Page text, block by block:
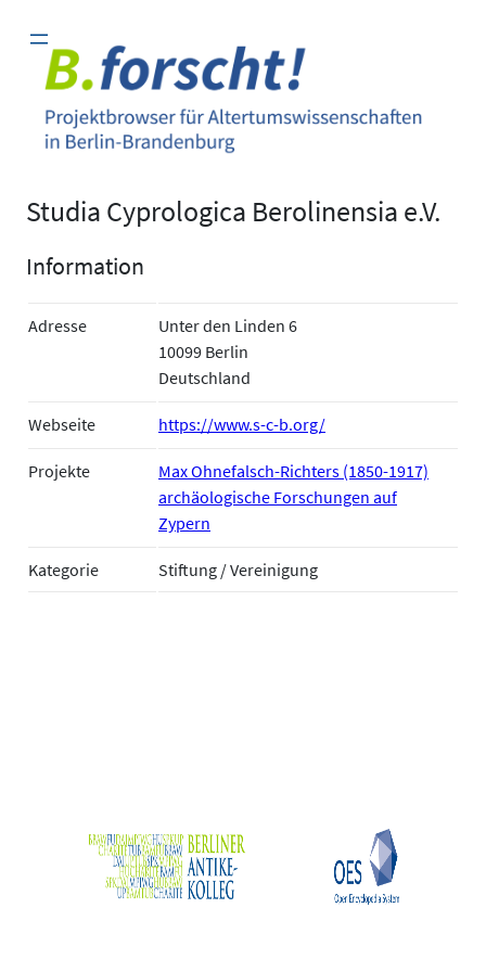
Inhalt
springen
Studia Cyprologica Berolinensia e.V.
Information
Adresse
Unter den Linden 6
10099 Berlin
Deutschland
Webseite https://www.s-c-b.org/
Projekte
Max Ohnefalsch-Richters (1850-1917)
archäologische Forschungen auf
Zypern
Kategorie Stiftung / Vereinigung